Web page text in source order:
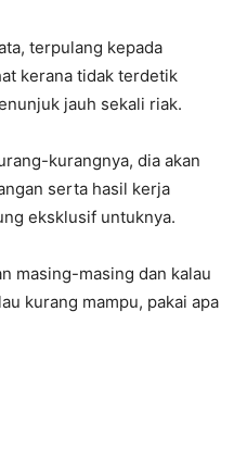
terpulang kepada
kerana tidak terdetik
jauh sekali riak.
kurangnya, dia akan
serta hasil kerja
eksklusif untuknya.
masing-masing dan kalau
kurang mampu, pakai apa